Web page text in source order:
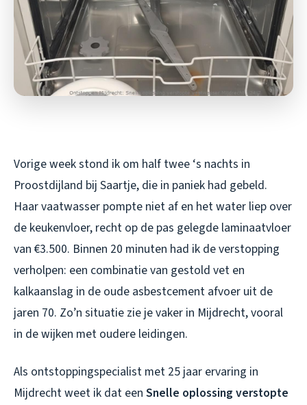
Vorige week stond ik om half twee ‘s nachts in
Proostdijland bij Saartje, die in paniek had gebeld.
Haar vaatwasser pompte niet af en het water liep over
de keukenvloer, recht op de pas gelegde laminaatvloer
van €3.500. Binnen 20 minuten had ik de verstopping
verholpen: een combinatie van gestold vet en
kalkaanslag in de oude asbestcement afvoer uit de
jaren 70. Zo’n situatie zie je vaker in Mijdrecht, vooral
in de wijken met oudere leidingen.
Als ontstoppingspecialist met 25 jaar ervaring in
Mijdrecht weet ik dat een Snelle oplossing verstopte